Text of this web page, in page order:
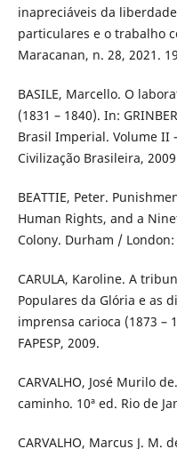
inapreciáveis da
particulares e o trabalho
Maracanan, n. 28, 2021.
BASILE, Marcello. O
(1831 – 1840). In:
Brasil Imperial. Volume II
Civilização Brasileira,
BEATTIE, Peter.
Human Rights, and a
Colony. Durham /
CARULA, Karoline. A
Populares da Glória e as
imprensa carioca (1873 –
FAPESP, 2009.
CARVALHO, José Murilo
caminho. 10ª ed. Rio de
CARVALHO, Marcus J.